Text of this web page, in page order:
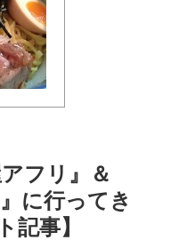
フリ』＆
に行ってき
記事】